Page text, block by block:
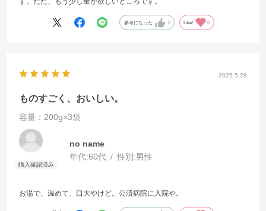
参考になった 0 Like! 0
2025.5.28
ものすごく、おいしい。
容量：200g×3袋
no name
年代:60代 性別:男性
お湯で、温めて、口大やけど。公済病院に入院や。